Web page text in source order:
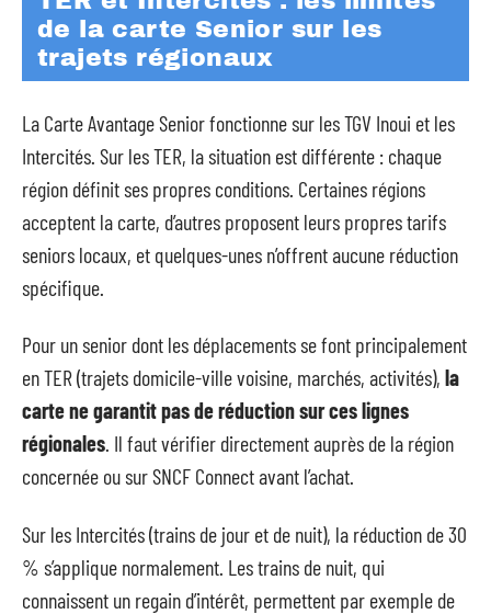
de la carte Senior sur les
trajets régionaux
La Carte Avantage Senior fonctionne sur les TGV Inoui et les
Intercités. Sur les TER, la situation est différente : chaque
région définit ses propres conditions. Certaines régions
acceptent la carte, d’autres proposent leurs propres tarifs
seniors locaux, et quelques-unes n’offrent aucune réduction
spécifique.
Pour un senior dont les déplacements se font principalement
en TER (trajets domicile-ville voisine, marchés, activités), la
carte ne garantit pas de réduction sur ces lignes
régionales. Il faut vérifier directement auprès de la région
concernée ou sur SNCF Connect avant l’achat.
Sur les Intercités (trains de jour et de nuit), la réduction de 30
% s’applique normalement. Les trains de nuit, qui
connaissent un regain d’intérêt, permettent par exemple de